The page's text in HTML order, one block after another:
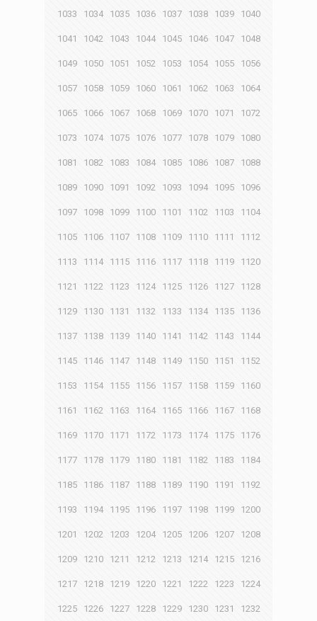
1033 1034 1035 1036 1037 1038 1039 1040
1041 1042 1043 1044 1045 1046 1047 1048
1049 1050 1051 1052 1053 1054 1055 1056
1057 1058 1059 1060 1061 1062 1063 1064
1065 1066 1067 1068 1069 1070 1071 1072
1073 1074 1075 1076 1077 1078 1079 1080
1081 1082 1083 1084 1085 1086 1087 1088
1089 1090 1091 1092 1093 1094 1095 1096
1097 1098 1099 1100 1101 1102 1103 1104
1105 1106 1107 1108 1109 1110 1111 1112
1113 1114 1115 1116 1117 1118 1119 1120
1121 1122 1123 1124 1125 1126 1127 1128
1129 1130 1131 1132 1133 1134 1135 1136
1137 1138 1139 1140 1141 1142 1143 1144
1145 1146 1147 1148 1149 1150 1151 1152
1153 1154 1155 1156 1157 1158 1159 1160
1161 1162 1163 1164 1165 1166 1167 1168
1169 1170 1171 1172 1173 1174 1175 1176
1177 1178 1179 1180 1181 1182 1183 1184
1185 1186 1187 1188 1189 1190 1191 1192
1193 1194 1195 1196 1197 1198 1199 1200
1201 1202 1203 1204 1205 1206 1207 1208
1209 1210 1211 1212 1213 1214 1215 1216
1217 1218 1219 1220 1221 1222 1223 1224
1225 1226 1227 1228 1229 1230 1231 1232